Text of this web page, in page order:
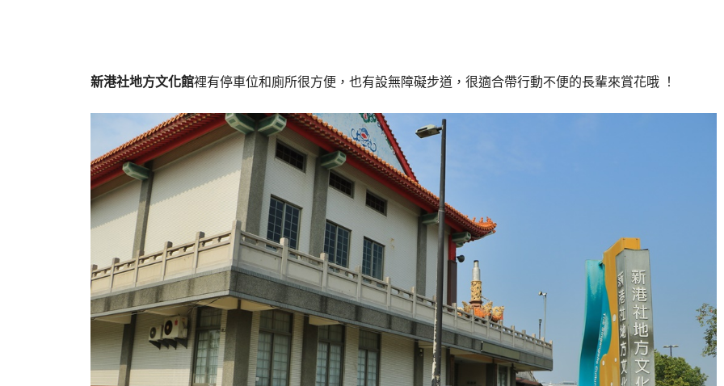
新港社地方文化館裡有停車位和廁所很方便，也有設無障礙步道，很適合帶行動不便的長輩來賞花哦 ！